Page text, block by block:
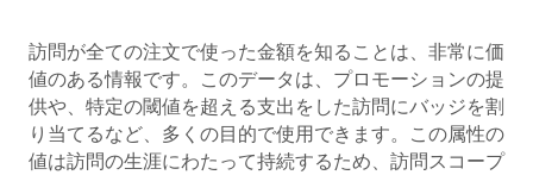
訪問が全ての注文で使った金額を知ることは、非常に価
値のある情報です。このデータは、プロモーションの提
供や、特定の閾値を超える支出をした訪問にバッジを割
り当てるなど、多くの目的で使用できます。この属性の
値は訪問の生涯にわたって持続するため、訪問スコープ